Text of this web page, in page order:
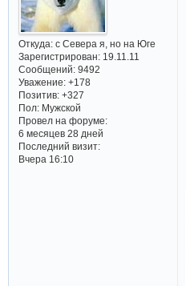
Откуда:с Севера я, но на Юге
Зарегистрирован: 19.11.11
Сообщений:9492
Уважение: +178
Позитив: +327
Пол:Мужской
Провел на форуме:
6 месяцев 28 дней
Последний визит:
Вчера 16:10